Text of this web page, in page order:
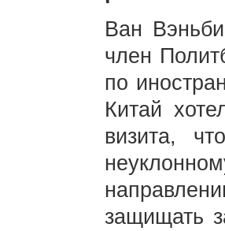
Ван
член
по
Китай
визита,
защищать